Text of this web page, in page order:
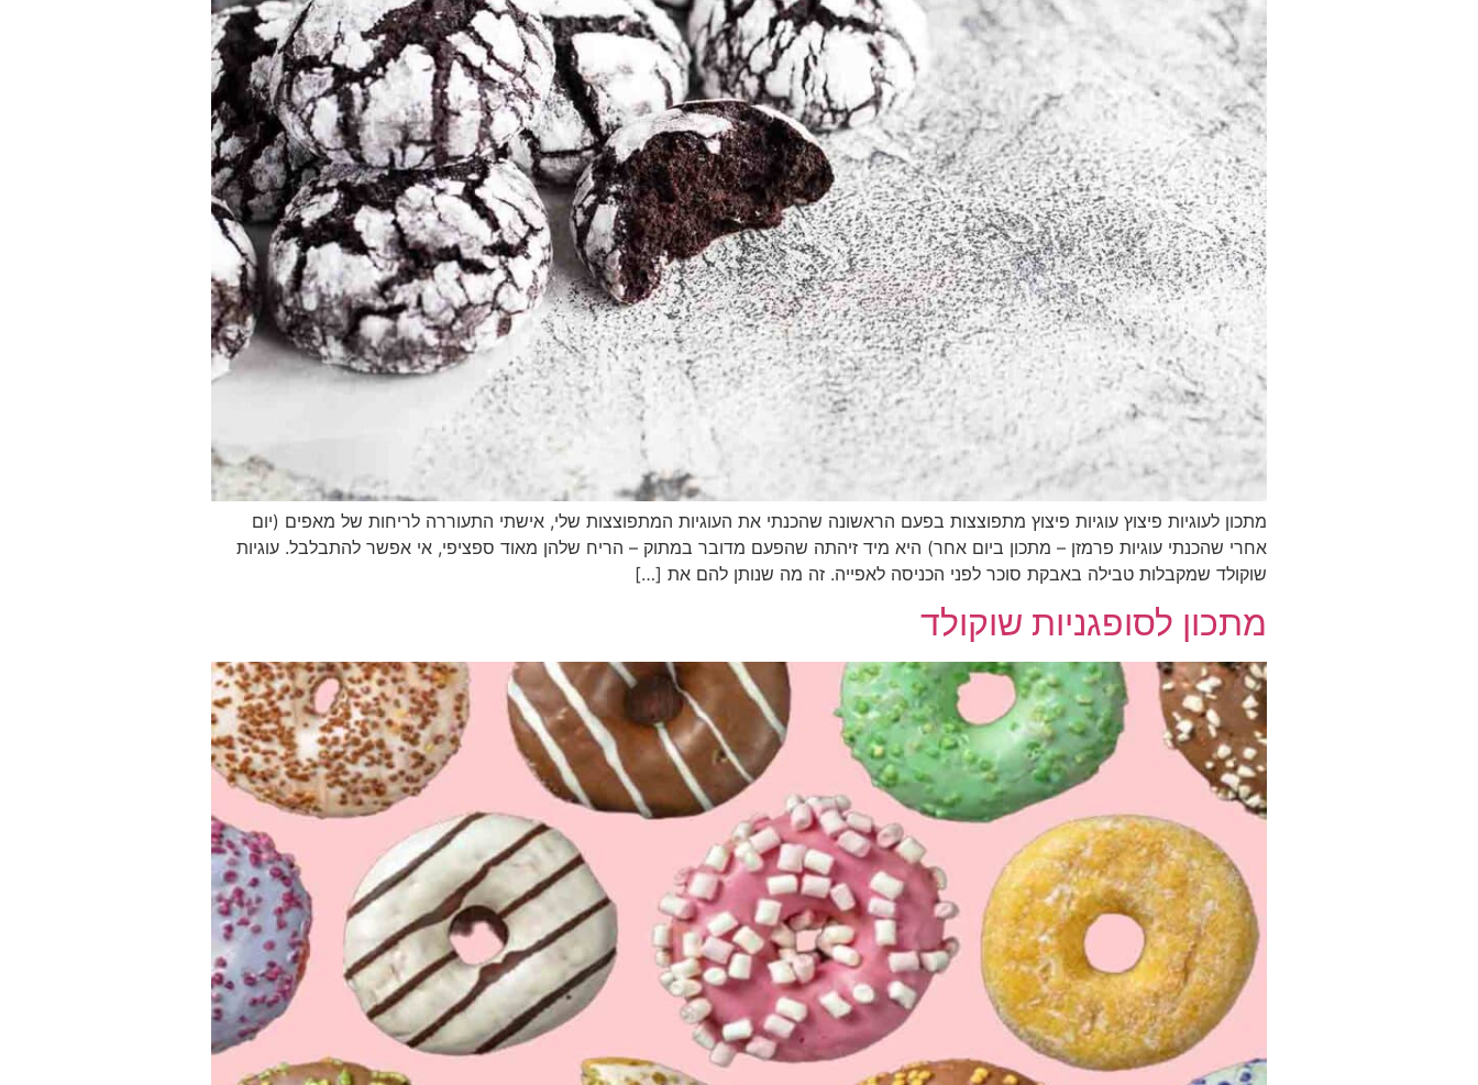
מתכון לעוגיות פיצוץ עוגיות פיצוץ מתפוצצות בפעם הראשונה שהכנתי את העוגיות המתפוצצות שלי, אישתי התעוררה לריחות של מאפים (יום
אחרי שהכנתי עוגיות פרמזן – מתכון ביום אחר) היא מיד זיהתה שהפעם מדובר במתוק – הריח שלהן מאוד ספציפי, אי אפשר להתבלבל. עוגיות
שוקולד שמקבלות טבילה באבקת סוכר לפני הכניסה לאפייה. זה מה שנותן להם את […]
מתכון לסופגניות שוקולד